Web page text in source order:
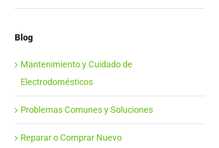
Blog
Mantenimiento y Cuidado de
Electrodomésticos
Problemas Comunes y Soluciones
Reparar o Comprar Nuevo